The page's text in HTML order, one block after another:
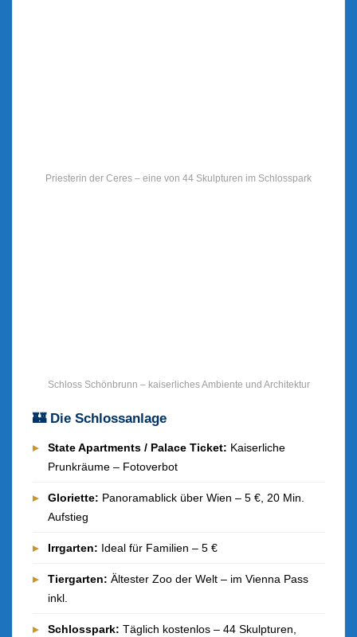
Priesterin der Ceres – eine von 44 Skulpturen im Schlosspark
Schloss Schönbrunn – kaiserliches Ambiente und Architektur
🏰 Die Schlossanlage
▸ State Apartments / Palace Ticket: Kaiserliche
Prunkräume – Fotoverbot
▸ Gloriette: Panoramablick über Wien – 5 €, 20 Min.
Aufstieg
▸ Irrgarten: Ideal für Familien – 5 €
▸ Tiergarten: Ältester Zoo der Welt – im Vienna Pass
inkl.
▸ Schlosspark: Täglich kostenlos – 44 Skulpturen,